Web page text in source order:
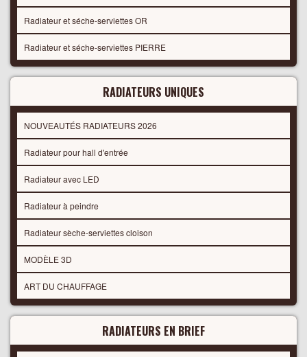
Radiateur et séche-serviettes OR
Radiateur et séche-serviettes PIERRE
RADIATEURS UNIQUES
NOUVEAUTÉS RADIATEURS 2026
Radiateur pour hall d'entrée
Radiateur avec LED
Radiateur à peindre
Radiateur sèche-serviettes cloison
MODÈLE 3D
ART DU CHAUFFAGE
RADIATEURS EN BRIEF